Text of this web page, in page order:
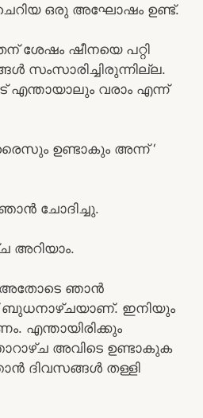
ഒരു അഘോഷം ഉണ്ട്.
ശേഷം ഷീനയെ പറ്റി
സംസാരിച്ചിരുന്നില്ല.
വരാം എന്ന്
ഉണ്ടാകും അന്ന് ‘
ചോദിച്ചു.
അറിയാം.
ഞാൻ
ബുധനാഴ്ചയാണ്. ഇനിയും
എന്തായിരിക്കും
അവിടെ ഉണ്ടാകുക
ദിവസങ്ങൾ തള്ളി